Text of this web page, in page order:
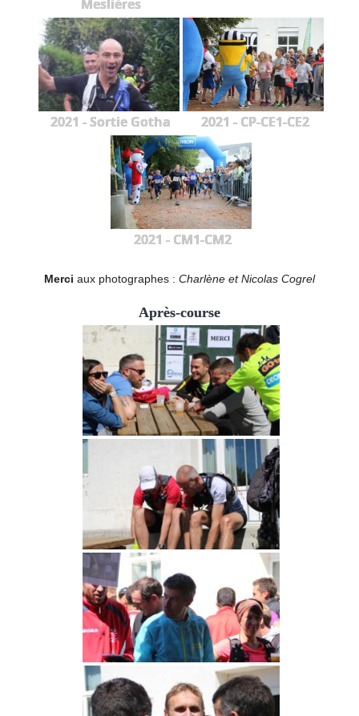
Meslières
2021 - Sortie Gotha 2021 - CP-CE1-CE2
2021 - CM1-CM2
Merci aux photographes : Charlène et Nicolas Cogrel
Après-course